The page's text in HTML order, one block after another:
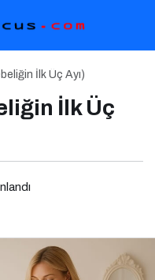
İlk Üç Ayı)
İlk Üç
mi Hayvansal mı?